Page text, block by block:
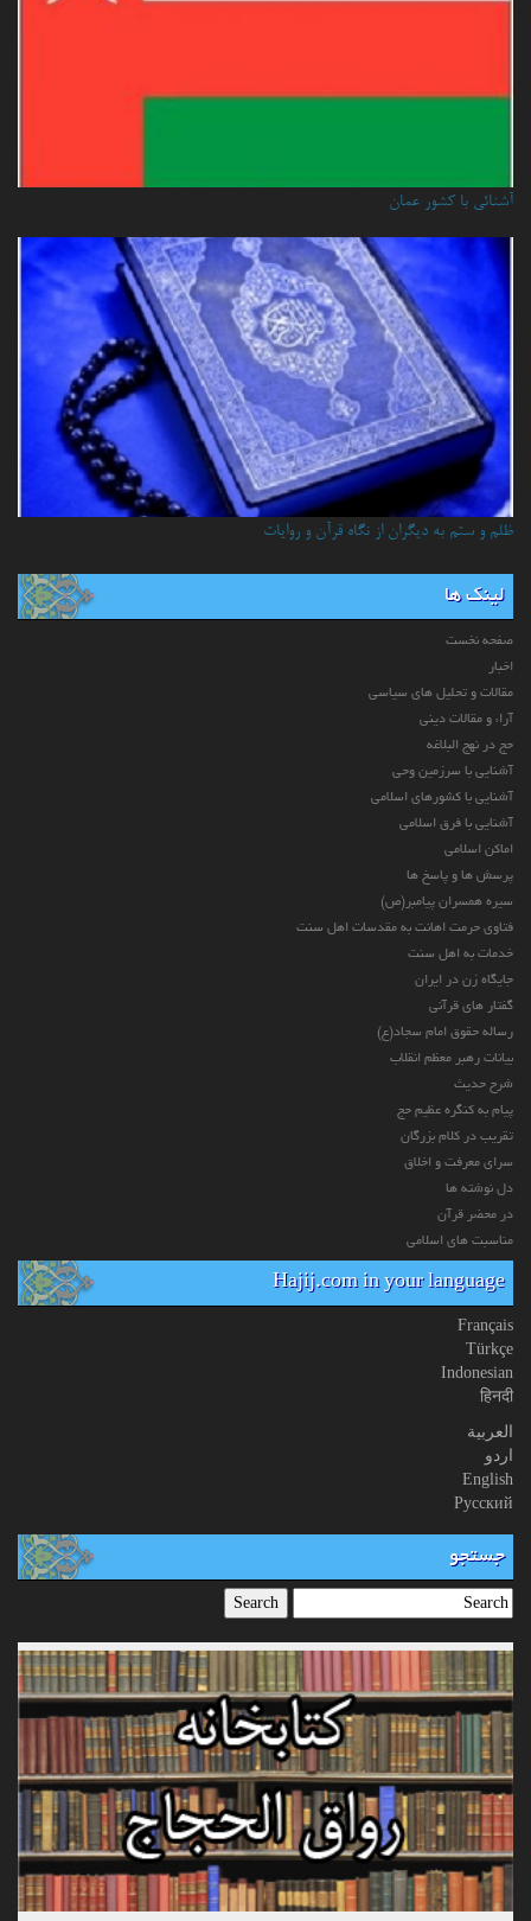
آشنائي با كشور عمان
ظلم و ستم به دیگران از نگاه قرآن و روایات
لینک ها
صفحه نخست
اخبار
مقالات و تحلیل های سیاسی
آراء و مقالات دینی
حج در نهج البلاغه
آشنایی با سرزمین وحی
آشنایی با کشورهای اسلامی
آشنایی با فرق اسلامی
اماکن اسلامی
پرسش ها و پاسخ ها
سیره همسران پیامبر(ص)
فتاوی حرمت اهانت به مقدسات اهل سنت
خدمات به اهل سنت
جایگاه زن در ایران
گفتار های قرآنی
رساله حقوق امام سجاد(ع)
بیانات رهبر معظم انقلاب
شرح حدیث
پیام به کنگره عظیم حج
تقریب در کلام بزرگان
سرای معرفت و اخلاق
دل نوشته ها
در محضر قرآن
مناسبت های اسلامی
Hajij.com in your language
Français
Türkçe
Indonesian
हिनदी
العربیة
اردو
English
Русский
جستجو